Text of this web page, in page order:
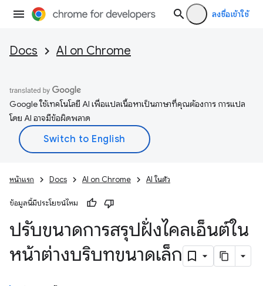
ลงชื่อเข้าใช้
Docs AI on Chrome
Google ใช้เทคโนโลยี AI เพื่อแปลเนื้อหาเป็นภาษาที่คุณต้องการ การแปล
โดย AI อาจมีข้อผิดพลาด
หน้าแรก Docs AI on Chrome AI ในตัว
ข้อมูลนี้มีประโยชน์ไหม
ปรับขนาดการสรุปฝั่งไคลเอ็นต์ใน
หน้าต่างบริบทขนาดเล็ก